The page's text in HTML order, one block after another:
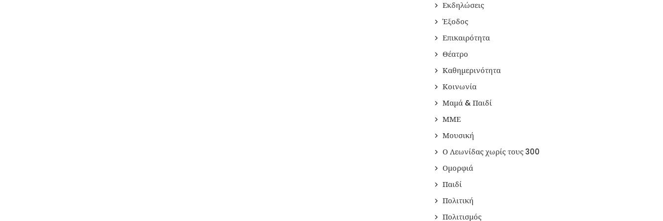
Εκδηλώσεις
Έξοδος
Επικαιρότητα
Θέατρο
Καθημερινότητα
Κοινωνία
Μαμά & Παιδί
ΜΜΕ
Μουσική
Ο Λεωνίδας χωρίς τους 300
Ομορφιά
Παιδί
Πολιτική
Πολιτισμός